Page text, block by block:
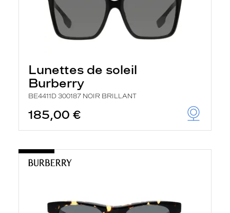
Lunettes de soleil
Burberry
BE4411D 300187 NOIR BRILLANT
185,00 €